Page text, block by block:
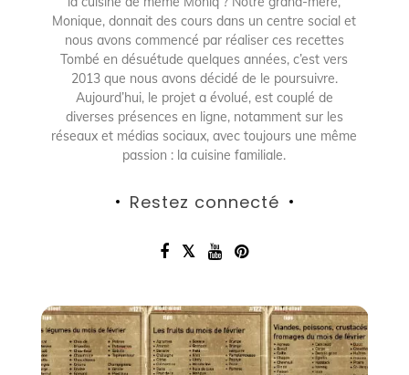
Monique, donnait des cours dans un centre social et
nous avons commencé par réaliser ces recettes
Tombé en désuétude quelques années, c’est vers
2013 que nous avons décidé de le poursuivre.
Aujourd’hui, le projet a évolué, est couplé de
diverses présences en ligne, notamment sur les
réseaux et médias sociaux, avec toujours une même
passion : la cuisine familiale.
Restez connecté